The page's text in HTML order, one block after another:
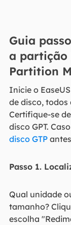
Guia
a partição
Partition
Inicie o
de disco, todos
Certifique-se
disco GPT.
disco GTP
Passo 1.
Qual unidade
tamanho?
escolha